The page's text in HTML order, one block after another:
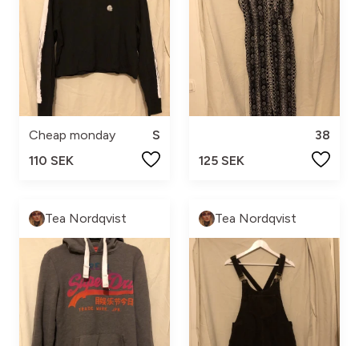
Cheap monday
S
110 SEK
38
125 SEK
Tea Nordqvist Tea Nordqvist